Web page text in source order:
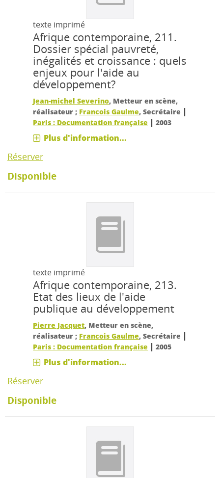
texte imprimé
Afrique contemporaine, 211.
Dossier spécial pauvreté,
inégalités et croissance : quels
enjeux pour l'aide au
développement?
Jean-michel Severino, Metteur en scène,
réalisateur ; Francois Gaulme, Secrétaire |
Paris : Documentation française |2003
Plus d'information...
Réserver
Disponible
texte imprimé
Afrique contemporaine, 213.
Etat des lieux de l'aide
publique au développement
Pierre Jacquet, Metteur en scène,
réalisateur ; Francois Gaulme, Secrétaire |
Paris : Documentation française |2005
Plus d'information...
Réserver
Disponible